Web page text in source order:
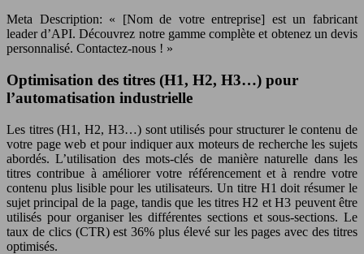
Meta Description: « [Nom de votre entreprise] est un fabricant
leader d’API. Découvrez notre gamme complète et obtenez un devis
personnalisé. Contactez-nous ! »
Optimisation des titres (H1, H2, H3…) pour
l’automatisation industrielle
Les titres (H1, H2, H3…) sont utilisés pour structurer le contenu de
votre page web et pour indiquer aux moteurs de recherche les sujets
abordés. L’utilisation des mots-clés de manière naturelle dans les
titres contribue à améliorer votre référencement et à rendre votre
contenu plus lisible pour les utilisateurs. Un titre H1 doit résumer le
sujet principal de la page, tandis que les titres H2 et H3 peuvent être
utilisés pour organiser les différentes sections et sous-sections. Le
taux de clics (CTR) est 36% plus élevé sur les pages avec des titres
optimisés.